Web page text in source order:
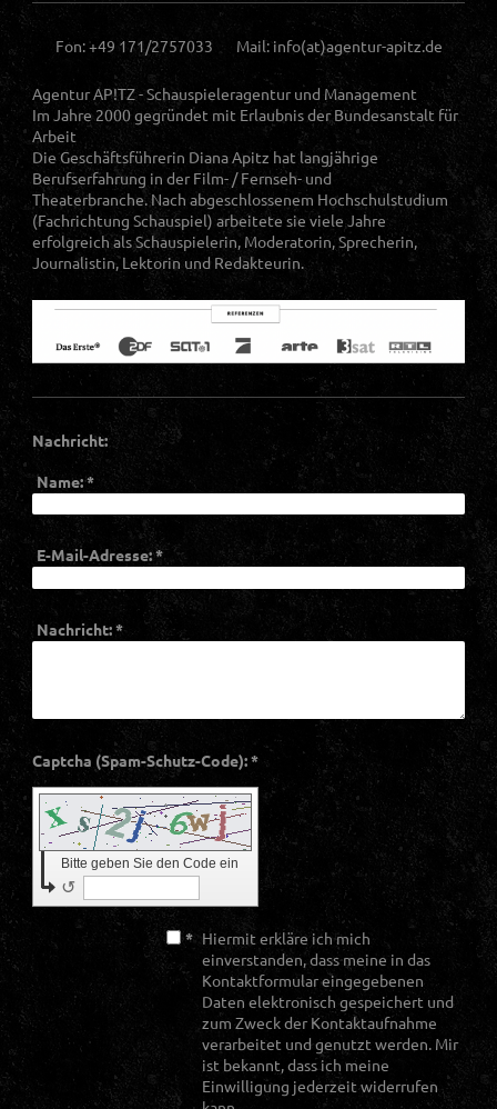
Fon: +49 171/2757033 Mail: info(at)agentur-apitz.de
Agentur AP!TZ - Schauspieleragentur und Management
Im Jahre 2000 gegründet mit Erlaubnis der Bundesanstalt für
Arbeit
Die Geschäftsführerin Diana Apitz hat langjährige
Berufserfahrung in der Film- / Fernseh- und
Theaterbranche. Nach abgeschlossenem Hochschulstudium
(Fachrichtung Schauspiel) arbeitete sie viele Jahre
erfolgreich als Schauspielerin, Moderatorin, Sprecherin,
Journalistin, Lektorin und Redakteurin.
Nachricht:
Name:*
E-Mail-Adresse:*
Nachricht:*
Captcha (Spam-Schutz-Code): *
Bitte geben Sie den Code ein
↺
* Hiermit erkläre ich mich
einverstanden, dass meine in das
Kontaktformular eingegebenen
Daten elektronisch gespeichert und
zum Zweck der Kontaktaufnahme
verarbeitet und genutzt werden. Mir
ist bekannt, dass ich meine
Einwilligung jederzeit widerrufen